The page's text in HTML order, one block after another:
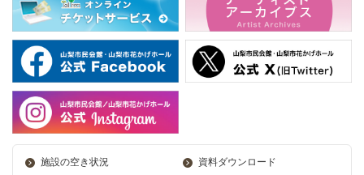
施設の空き状況
資料ダウンロード